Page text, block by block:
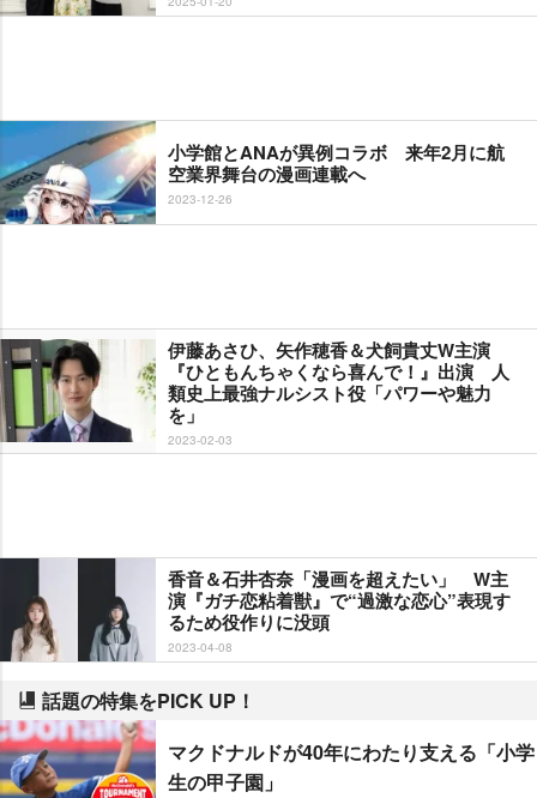
小学館とANAが異例コラボ 来年2月に航
空業界舞台の漫画連載へ
2023-12-26
伊藤あさひ、矢作穂香＆犬飼貴丈W主演
『ひともんちゃくなら喜んで！』出演 人
類史上最強ナルシスト役「パワーや魅力
を」
2023-02-03
香音＆石井杏奈「漫画を超えたい」 W主
演『ガチ恋粘着獣』で“過激な恋心”表現す
るため役作りに没頭
2023-04-08
話題の特集をPICK UP！
マクドナルドが40年にわたり支える「小学
生の甲子園」